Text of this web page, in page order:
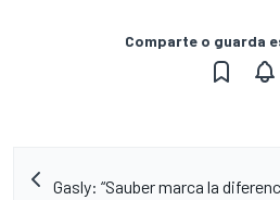
Comparte o guarda
Gasly: “Sauber marca la